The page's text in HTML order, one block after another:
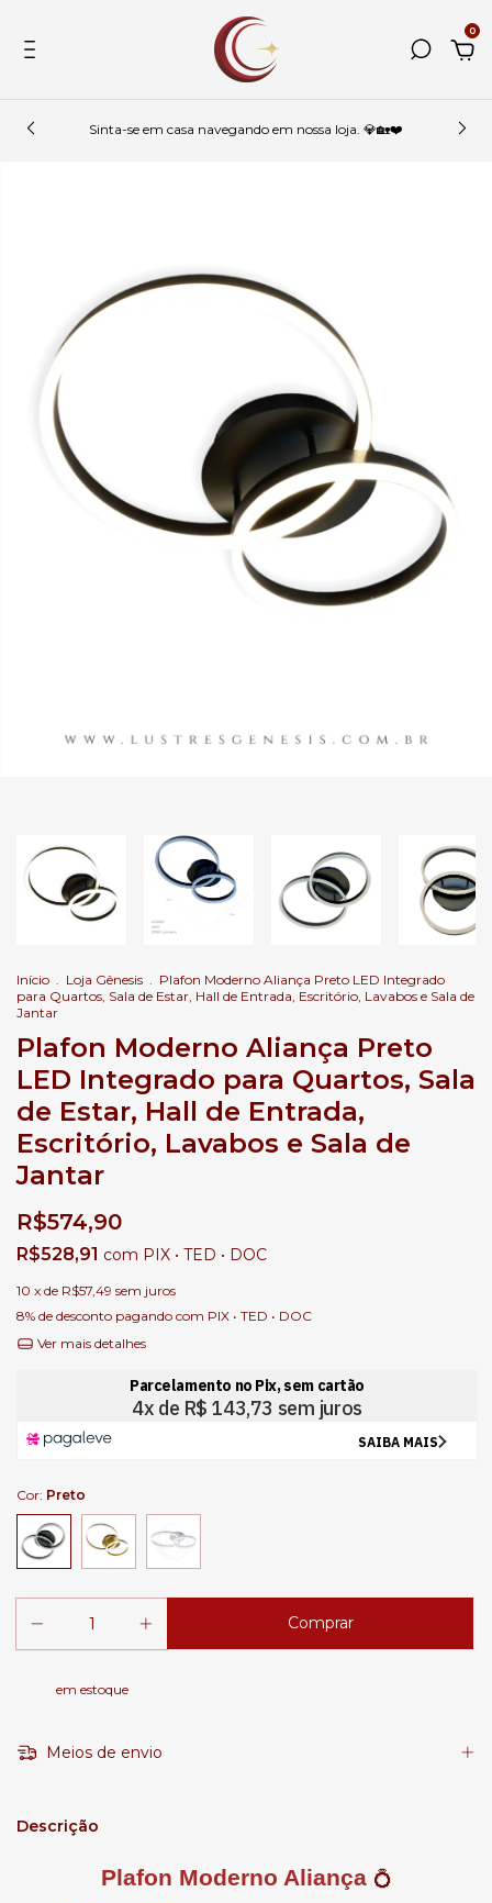
0
Sinta-se em casa navegando em nossa loja. 💎🏡❤️
Início . Loja Gênesis . Plafon Moderno Aliança Preto LED Integrado
para Quartos, Sala de Estar, Hall de Entrada, Escritório, Lavabos e Sala de
Jantar
Plafon Moderno Aliança Preto
LED Integrado para Quartos, Sala
de Estar, Hall de Entrada,
Escritório, Lavabos e Sala de
Jantar
R$574,90
R$528,91 com PIX • TED • DOC
10 x de R$57,49 sem juros
8% de desconto pagando com PIX • TED • DOC
Ver mais detalhes
Cor: Preto
em estoque
Meios de envio
Descrição
Plafon Moderno Aliança 💍